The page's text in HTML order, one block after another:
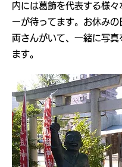
内には葛飾を代表する様々
ーが待ってます。お休みの
両さんがいて、一緒に写真
ます。